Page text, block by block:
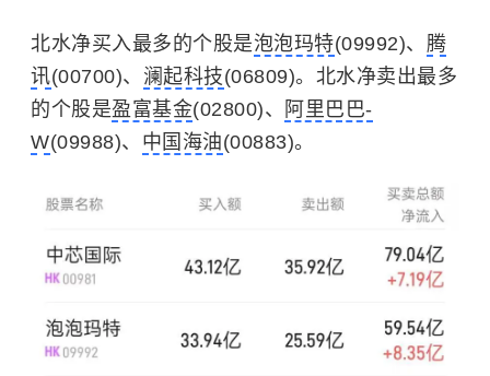
北水净买入最多的个股是泡泡玛特(09992)、 腾
讯(00700)、 澜起科技(06809)。北水净卖出最多
的个股是盈富基金(02800)、
阿里巴巴-
W(09988)、 中国海油(00883)。